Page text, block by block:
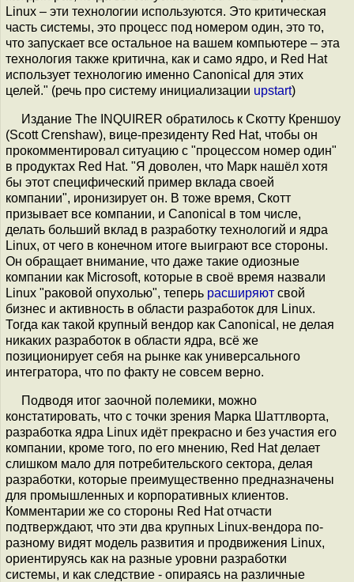
Linux – эти технологии используются. Это критическая
часть системы, это процесс под номером один, это то,
что запускает все остальное на вашем компьютере – эта
технология также критична, как и само ядро, и Red Hat
использует технологию именно Canonical для этих
целей." (речь про систему инициализации upstart)
Издание The INQUIRER обратилось к Скотту Креншоу
(Scott Crenshaw), вице-президенту Red Hat, чтобы он
прокомментировал ситуацию с "процессом номер один"
в продуктах Red Hat. "Я доволен, что Марк нашёл хотя
бы этот специфический пример вклада своей
компании", иронизирует он. В тоже время, Скотт
призывает все компании, и Canonical в том числе,
делать больший вклад в разработку технологий и ядра
Linux, от чего в конечном итоге выиграют все стороны.
Он обращает внимание, что даже такие одиозные
компании как Microsoft, которые в своё время назвали
Linux "раковой опухолью", теперь расширяют свой
бизнес и активность в области разработок для Linux.
Тогда как такой крупный вендор как Canonical, не делая
никаких разработок в области ядра, всё же
позиционирует себя на рынке как универсального
интегратора, что по факту не совсем верно.
Подводя итог заочной полемики, можно
констатировать, что с точки зрения Марка Шаттлворта,
разработка ядра Linux идёт прекрасно и без участия его
компании, кроме того, по его мнению, Red Hat делает
слишком мало для потребительского сектора, делая
разработки, которые преимущественно предназначены
для промышленных и корпоративных клиентов.
Комментарии же со стороны Red Hat отчасти
подтверждают, что эти два крупных Linux-вендора по-
разному видят модель развития и продвижения Linux,
ориентируясь как на разные уровни разработки
системы, и как следствие - опираясь на различные